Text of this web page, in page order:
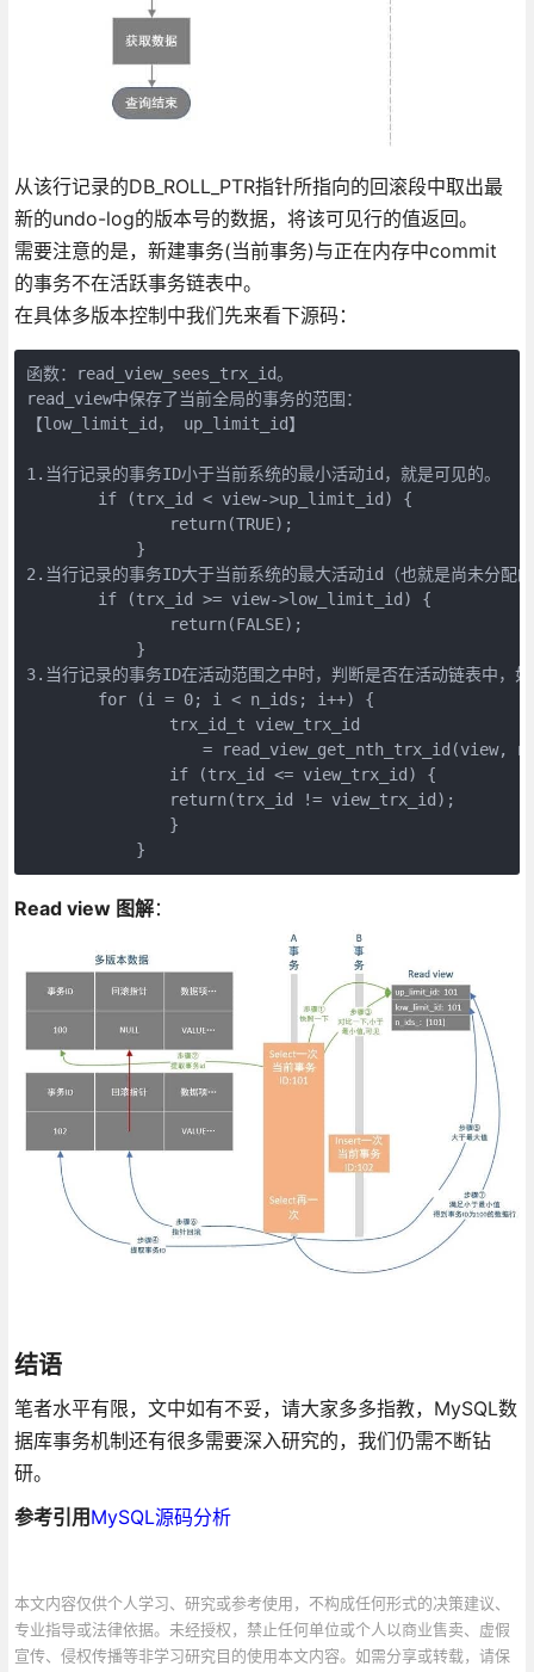
从该行记录的DB_ROLL_PTR指针所指向的回滚段中取出最
新的undo-log的版本号的数据，将该可见行的值返回。
需要注意的是，新建事务(当前事务)与正在内存中commit
的事务不在活跃事务链表中。
在具体多版本控制中我们先来看下源码：
函数：read_view_sees_trx_id。
read_view中保存了当前全局的事务的范围：
【low_limit_id， up_limit_id】
1.当行记录的事务ID小于当前系统的最小活动id，就是可见的。
    　　if (trx_id < view->up_limit_id) {
        　　　　return(TRUE);
        　　}
2.当行记录的事务ID大于当前系统的最大活动id（也就是尚未分配
    　　if (trx_id >= view->low_limit_id) {
        　　　　return(FALSE);
        　　}
3.当行记录的事务ID在活动范围之中时，判断是否在活动链表中，
    　　for (i = 0; i < n_ids; i++) {
        　　　　trx_id_t view_trx_id
　　　　　　= read_view_get_nth_trx_id(view,
        　　　　if (trx_id <= view_trx_id) {
        　　　　return(trx_id != view_trx_id);
        　　　　}
        　　}
Read view 图解：
结语
笔者水平有限，文中如有不妥，请大家多多指教，MySQL数
据库事务机制还有很多需要深入研究的，我们仍需不断钻
研。
参考引用 MySQL源码分析
本文内容仅供个人学习、研究或参考使用，不构成任何形式的决策建议、
专业指导或法律依据。未经授权，禁止任何单位或个人以商业售卖、虚假
宣传、侵权传播等非学习研究目的使用本文内容。如需分享或转载，请保